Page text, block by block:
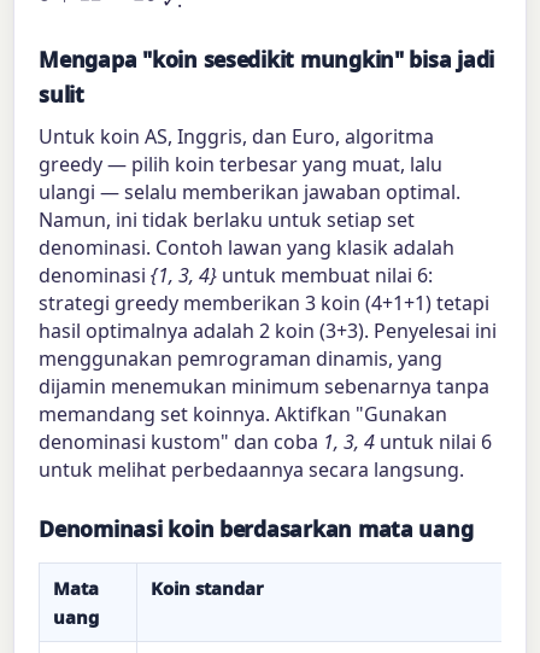
Mengapa "koin sesedikit mungkin" bisa jadi
sulit
Untuk koin AS, Inggris, dan Euro, algoritma
greedy — pilih koin terbesar yang muat, lalu
ulangi — selalu memberikan jawaban optimal.
Namun, ini tidak berlaku untuk setiap set
denominasi. Contoh lawan yang klasik adalah
denominasi{1, 3, 4} untuk membuat nilai 6:
strategi greedy memberikan 3 koin (4+1+1) tetapi
hasil optimalnya adalah 2 koin (3+3). Penyelesai ini
menggunakan pemrograman dinamis, yang
dijamin menemukan minimum sebenarnya tanpa
memandang set koinnya. Aktifkan "Gunakan
denominasi kustom" dan coba 1, 3, 4 untuk nilai 6
untuk melihat perbedaannya secara langsung.
Denominasi koin berdasarkan mata uang
Mata
uang
Koin standar